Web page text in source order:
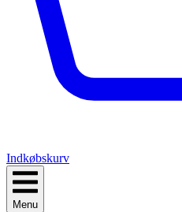
Indkøbskurv
Menu